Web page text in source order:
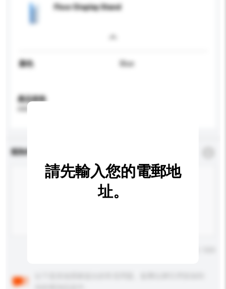
Floor Display Stand
顏色 Blue
產品規格
查詢內容
請先輸入您的電郵地
址。